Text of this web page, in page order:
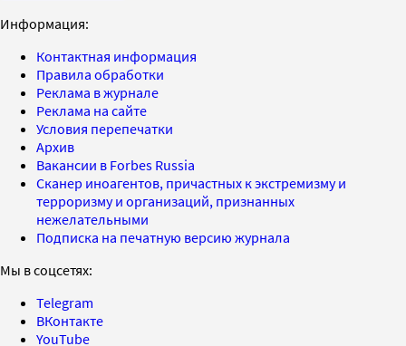
Информация:
Контактная информация
Правила обработки
Реклама в журнале
Реклама на сайте
Условия перепечатки
Архив
Вакансии в Forbes Russia
Сканер иноагентов, причастных к экстремизму и
терроризму и организаций, признанных
нежелательными
Подписка на печатную версию журнала
Мы в соцсетях:
Telegram
ВКонтакте
YouTube